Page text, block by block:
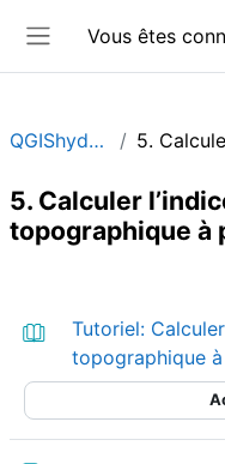
Vous êtes
QGIShydAdv_FR
5. Calculer
topographique à
Tutoriel:
topographique